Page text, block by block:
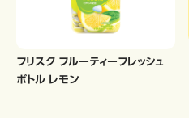
フリスク フルーティーフレッシュ
ボトル レモン